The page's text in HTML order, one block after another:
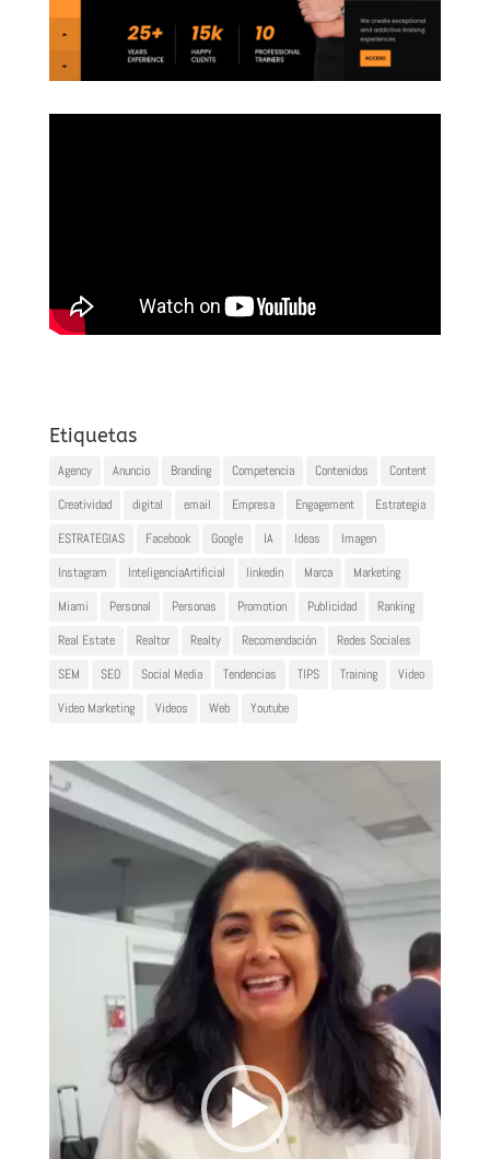
Etiquetas
Agency Anuncio Branding Competencia Contenidos
Content
Creatividad
digital email Empresa Engagement
Estrategia
ESTRATEGIAS
Facebook Google IA Ideas
Imagen
Instagram
InteligenciaArtificial linkedin Marca
Marketing
Miami
Personal Personas Promotion Publicidad
Ranking
Real Estate
Realtor Realty Recomendación
Redes Sociales
SEM
SEO Social Media Tendencias TIPS Training
Video
Video Marketing
Videos Web Youtube
Reproductor
de
vídeo